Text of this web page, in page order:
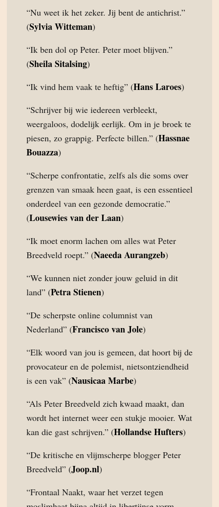
“Nu weet ik het zeker. Jij bent de antichrist.”
(Sylvia Witteman)
“Ik ben dol op Peter. Peter moet blijven.”
(Sheila Sitalsing)
“Ik vind hem vaak te heftig” (Hans Laroes)
“Schrijver bij wie iedereen verbleekt,
weergaloos, dodelijk eerlijk. Om in je broek te
piesen, zo grappig. Perfecte billen.” (Hassnae
Bouazza)
“Scherpe confrontatie, zelfs als die soms over
grenzen van smaak heen gaat, is een essentieel
onderdeel van een gezonde democratie.”
(Lousewies van der Laan)
“Ik moet enorm lachen om alles wat Peter
Breedveld roept.” (Naeeda Aurangzeb)
“We kunnen niet zonder jouw geluid in dit
land” (Petra Stienen)
“De scherpste online columnist van
Nederland” (Francisco van Jole)
“Elk woord van jou is gemeen, dat hoort bij de
provocateur en de polemist, nietsontziendheid
is een vak” (Nausicaa Marbe)
“Als Peter Breedveld zich kwaad maakt, dan
wordt het internet weer een stukje mooier. Wat
kan die gast schrijven.” (Hollandse Hufters)
“De kritische en vlijmscherpe blogger Peter
Breedveld” (Joop.nl)
“Frontaal Naakt, waar het verzet tegen